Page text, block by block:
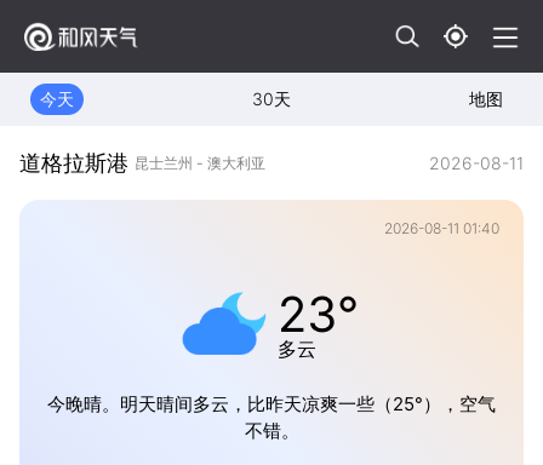
今天 30天 地图
道格拉斯港 昆士兰州 - 澳大利亚 2026-08-11
2026-08-11 01:40
23°
多云
今晚晴。明天晴间多云，比昨天凉爽一些（25°），空气
不错。